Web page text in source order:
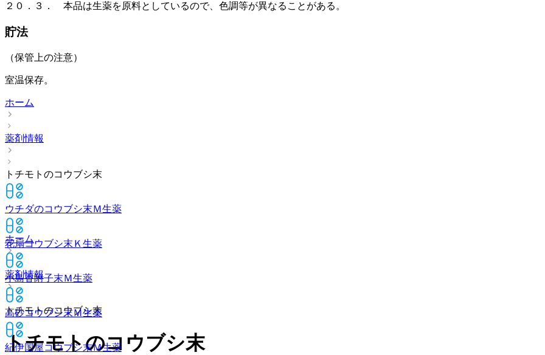
２０．３． 本品は生薬を原料としているので、色調等が異なることがある。
貯法
（保管上の注意）
室温保存。
ホーム
薬剤情報
トチモトのコウブシ末
ウチダのコウブシ末Ｍ生薬
花扇コウブシ末Ｋ 生薬
小島香附子末Ｍ生薬
高砂コウブシ末Ｍ生薬
紀伊国屋コウブシ末Ｍ生薬
ホーム
薬剤情報
トチモトのコウブシ末
トチモトのコウブシ末